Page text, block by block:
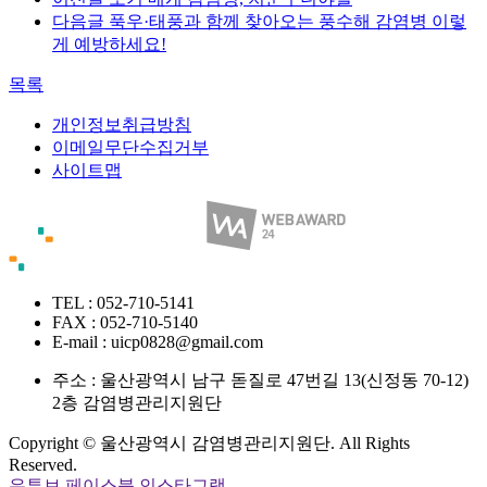
다음글 푹우·태풍과 함께 찾아오는 풍수해 감염병 이렇
게 예방하세요!
목록
개인정보취급방침
이메일무단수집거부
사이트맵
TEL : 052-710-5141
FAX : 052-710-5140
E-mail : uicp0828@gmail.com
주소 : 울산광역시 남구 돋질로 47번길 13(신정동 70-12)
2층 감염병관리지원단
Copyright © 울산광역시 감염병관리지원단. All Rights
Reserved.